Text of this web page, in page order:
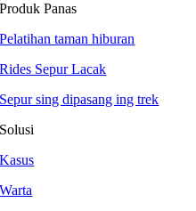
Produk Panas
Pelatihan taman hiburan
Rides Sepur Lacak
Sepur sing dipasang ing trek
Solusi
Kasus
Warta